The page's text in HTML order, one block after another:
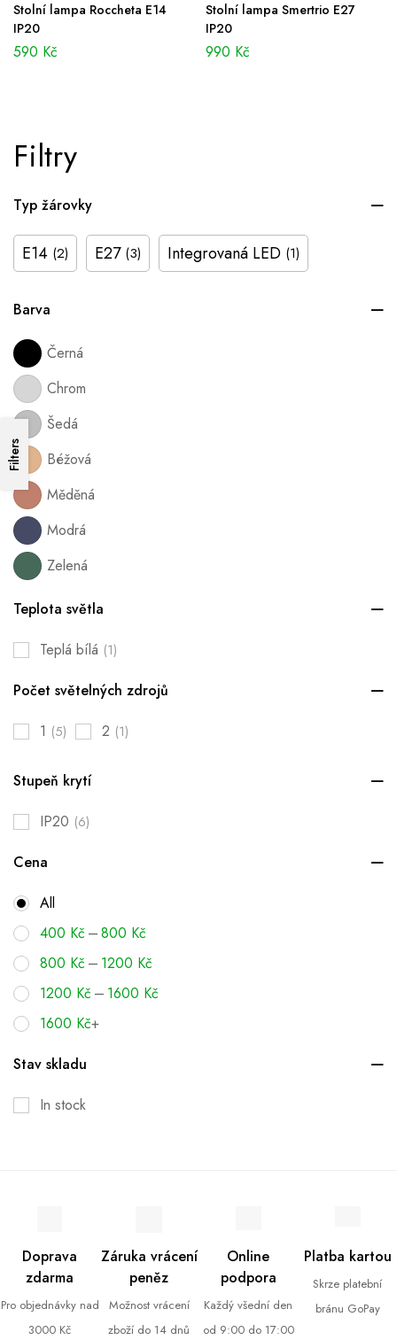
Filtry
Typ žárovky
E14 (2) E27 (3) Integrovaná LED (1)
Barva
Černá
Chrom
Šedá
Béžová
Měděná
Modrá
Zelená
Teplota světla
Teplá bílá (1)
Počet světelných zdrojů
1 (5) 2 (1)
Stupeň krytí
IP20 (6)
Cena
All
400 Kč –800 Kč
800 Kč – 1200 Kč
1200 Kč – 1600 Kč
1600 Kč+
Stav skladu
In stock
Filters
Stolní lampa Roccheta E14
IP20
590 Kč
Stolní lampa Smertrio E27
IP20
990 Kč
Doprava
zdarma
Pro objednávky nad
3000 Kč
Záruka vrácení
peněz
Možnost vrácení
zboží do 14 dnů
Online
podpora
Každý všední den
od 9:00 do 17:00
Platba kartou
Skrze platební
bránu GoPay